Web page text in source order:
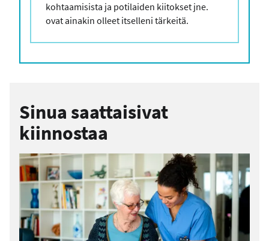
kohtaamisista ja potilaiden kiitokset jne.
ovat ainakin olleet itselleni tärkeitä.
Sinua saattaisivat
kiinnostaa